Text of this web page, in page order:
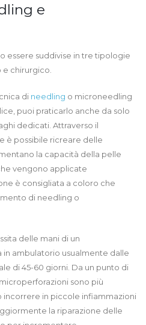
e
essere suddivise in tre tipologie
chirurgico.
di needling o microneedling
puoi praticarlo anche da solo
dedicati. Attraverso il
è possibile ricreare delle
la capacità della pelle
vengono applicate
è consigliata a coloro che
di needling o
delle mani di un
in ambulatorio usualmente dalle
di 45-60 giorni. Da un punto di
sono più
incorrere in piccole infiammazioni
la riparazione delle